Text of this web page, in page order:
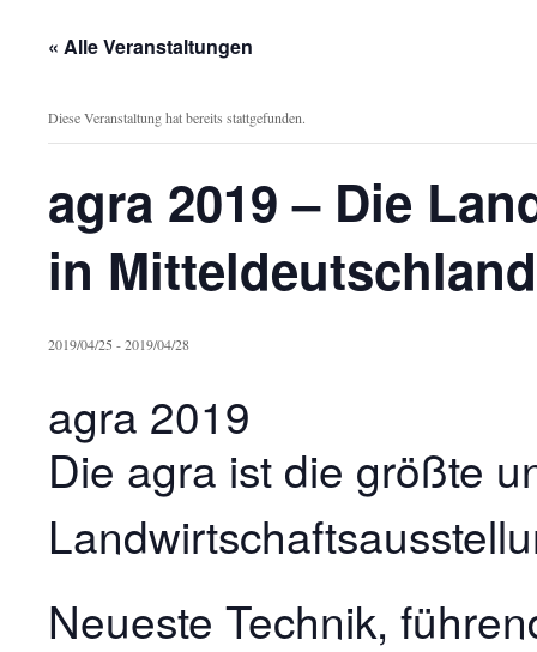
« Alle Veranstaltungen
Diese Veranstaltung hat bereits stattgefunden.
agra 2019 – Die
in Mitteldeutschland
2019/04/25 -2019/04/28
agra 2019
Die agra ist die größte
Neueste Technik,